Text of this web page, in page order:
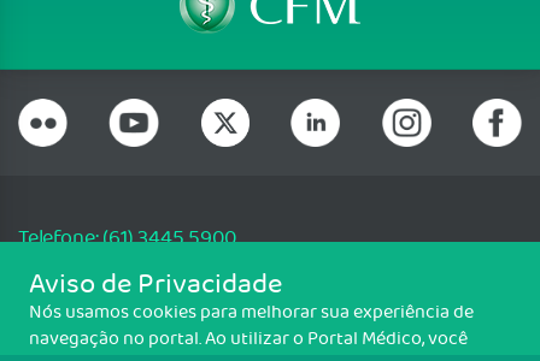
Telefone: (61) 3445 5900
Email: cfm@portalmedico.org.br
SGAS 616, Conjunto D, Lote 115, L2 Sul, Brasília/DF - CEP: 70200-760 -
CNPJ: 33.583.550/0001-30
Aviso de Privacidade
Nós usamos cookies para melhorar sua experiência de
navegação no portal. Ao utilizar o Portal Médico, você